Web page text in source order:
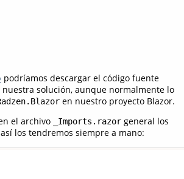
podríamos descargar el código fuente
solución, aunque normalmente lo
en nuestro proyecto Blazor.
el archivo
_Imports.razorgeneral los
los tendremos siempre a mano: